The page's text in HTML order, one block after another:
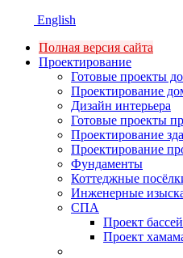
English
Полная версия сайта
Проектирование
Готовые проекты
Проектирование
Дизайн интерьера
Готовые проекты
Проектирование
Проектирование
Фундаменты
Коттеджные
Инженерные
СПА
Проект
Проект